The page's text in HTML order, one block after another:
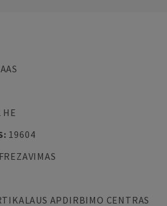
: 19604
FREZAVIMAS
APDIRBIMO CENTRAS